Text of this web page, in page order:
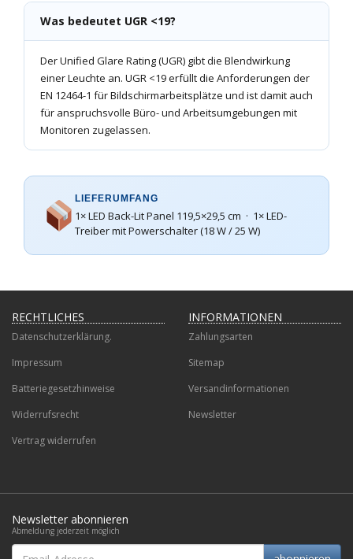
Was bedeutet UGR <19?
Der Unified Glare Rating (UGR) gibt die Blendwirkung
einer Leuchte an. UGR <19 erfüllt die Anforderungen der
EN 12464-1 für Bildschirmarbeitsplätze und ist damit auch
für anspruchsvolle Büro- und Arbeitsumgebungen mit
Monitoren zugelassen.
LIEFERUMFANG
1× LED Back-Lit Panel 119,5×29,5 cm · 1× LED-
Treiber mit Powerschalter (18 W / 25 W)
RECHTLICHES
Datenschutzerklärung.
Impressum
Batteriegesetzhinweise
Widerrufsrecht
Vertrag widerrufen
INFORMATIONEN
Zahlungsarten
Sitemap
Versandinformationen
Newsletter
Newsletter abonnieren
Abmeldung jederzeit möglich
Email-